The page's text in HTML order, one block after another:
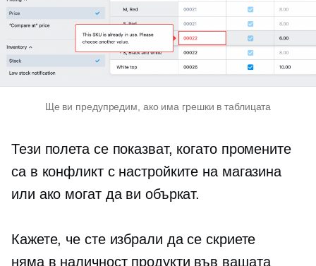
Ще ви предупредим, ако има грешки в таблицата
Тези полета се показват, когато промените
са в конфликт с настройките на магазина
или ако могат да ви объркат.
Кажете, че сте избрали да се скриете
няма в наличностпродукти във вашата